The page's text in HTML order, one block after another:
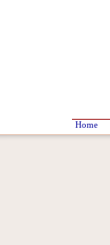
Home